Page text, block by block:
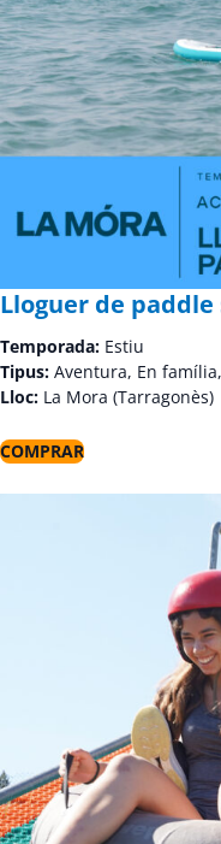
Lloguer de
Temporada: Estiu
Tipus: Aventura, En
Lloc: La Mora (Tarragonès)
COMPRAR